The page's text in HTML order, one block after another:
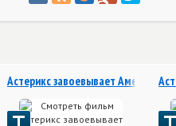
Астерикс завоевывает Америку